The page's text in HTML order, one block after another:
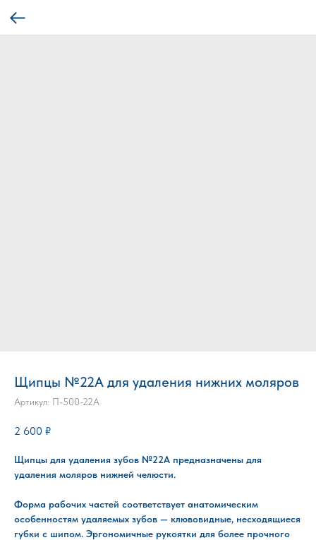
Щипцы №22А для удаления нижних моляров
Артикул: П-500-22А
2 600 ₽
Щипцы для удаления зубов №22А предназначены для
удаления моляров нижней челюсти.
Форма рабочих частей соответствует анатомическим
особенностям удаляемых зубов — клювовидные, несходящиеся
губки с шипом. Эргономичные рукоятки для более прочного